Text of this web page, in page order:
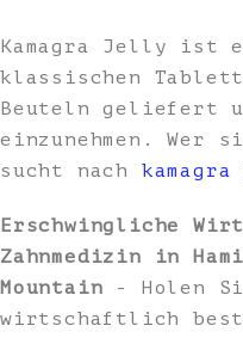
Kamagra Jelly ist
klassischen
Beuteln geliefert
einzunehmen.
sucht nach
Erschwingliche
Zahnmedizin in
Mountain - Holen
wirtschaftlich